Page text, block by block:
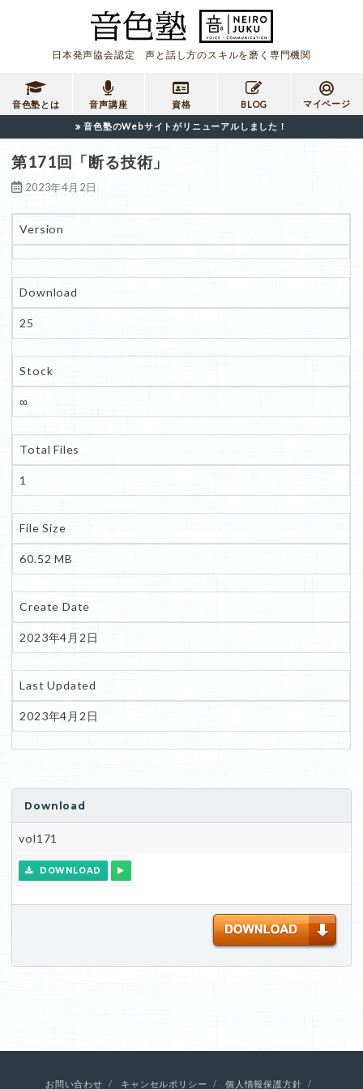
日本発声協会認定 声と話し方のスキルを磨く専門機関
音色塾とは 音声講座 資格 BLOG マイページ
音色塾のWebサイトがリニューアルしました！
第171回「断る技術」
2023年4月2日
Version
Download
25
Stock
∞
Total Files
1
File Size
60.52 MB
Create Date
2023年4月2日
Last Updated
2023年4月2日
Download
vol171
DOWNLOAD
お問い合わせ キャンセルポリシー 個人情報保護方針